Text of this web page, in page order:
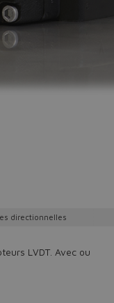
directionnelles
LVDT. Avec ou